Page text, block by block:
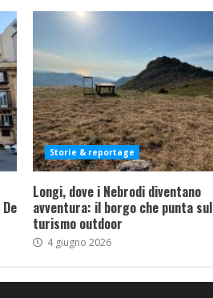
Storie & reportage
Longi, dove i Nebrodi diventano
avventura: il borgo che punta sul
turismo outdoor
4 giugno 2026